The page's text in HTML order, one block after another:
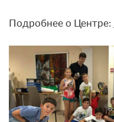
Подробнее о Центре: